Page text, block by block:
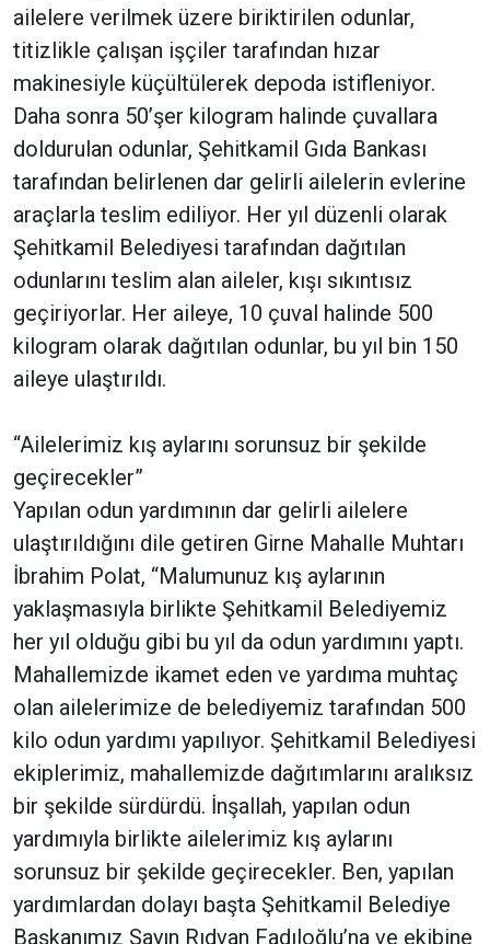
ailelere verilmek üzere biriktirilen odunlar,
titizlikle çalışan işçiler tarafından hızar
makinesiyle küçültülerek depoda istifleniyor.
Daha sonra 50’şer kilogram halinde çuvallara
doldurulan odunlar, Şehitkamil Gıda Bankası
tarafından belirlenen dar gelirli ailelerin evlerine
araçlarla teslim ediliyor. Her yıl düzenli olarak
Şehitkamil Belediyesi tarafından dağıtılan
odunlarını teslim alan aileler, kışı sıkıntısız
geçiriyorlar. Her aileye, 10 çuval halinde 500
kilogram olarak dağıtılan odunlar, bu yıl bin 150
aileye ulaştırıldı.
“Ailelerimiz kış aylarını sorunsuz bir şekilde
geçirecekler”
Yapılan odun yardımının dar gelirli ailelere
ulaştırıldığını dile getiren Girne Mahalle Muhtarı
İbrahim Polat, “Malumunuz kış aylarının
yaklaşmasıyla birlikte Şehitkamil Belediyemiz
her yıl olduğu gibi bu yıl da odun yardımını yaptı.
Mahallemizde ikamet eden ve yardıma muhtaç
olan ailelerimize de belediyemiz tarafından 500
kilo odun yardımı yapılıyor. Şehitkamil Belediyesi
ekiplerimiz, mahallemizde dağıtımlarını aralıksız
bir şekilde sürdürdü. İnşallah, yapılan odun
yardımıyla birlikte ailelerimiz kış aylarını
sorunsuz bir şekilde geçirecekler. Ben, yapılan
yardımlardan dolayı başta Şehitkamil Belediye
Başkanımız Sayın Rıdvan Fadıloğlu’na ve ekibine